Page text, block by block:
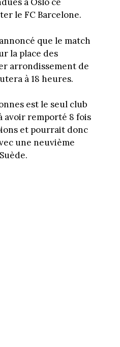
le FC Barcelone.
que le match
la place des
arrondissement de
à 18 heures.
est le seul club
avoir remporté 8 fois
et pourrait donc
une neuvième